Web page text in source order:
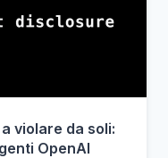
violare da soli:
OpenAI